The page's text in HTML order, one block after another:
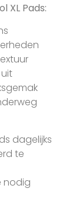
XL Pads:
dagelijks
te
nodig